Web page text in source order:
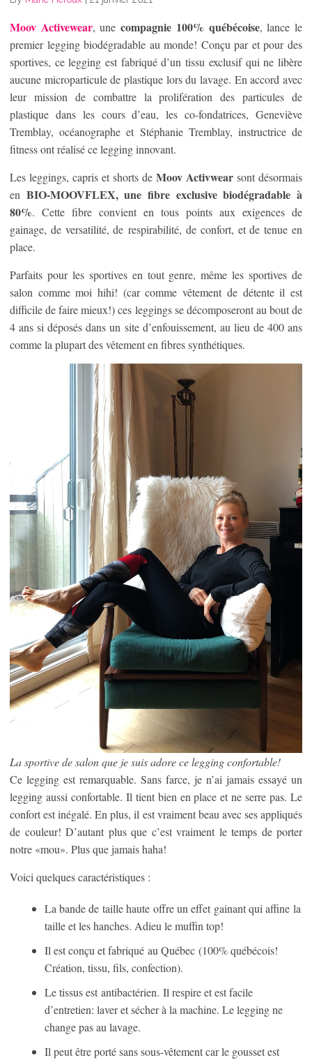
Moov Activewear, unecompagnie 100% québécoise, lance le
premier legging biodégradable au monde! Conçu par et pour des
sportives, ce legging est fabriqué d’un tissu exclusif qui ne libère
aucune microparticule de plastique lors du lavage. En accord avec
leur mission de combattre la prolifération des particules de
plastique dans les cours d’eau, les co-fondatrices, Geneviève
Tremblay, océanographe et Stéphanie Tremblay, instructrice de
fitness ont réalisé ce legging innovant.
Les leggings, capris et shorts de Moov Activwear sont désormais
en BIO-MOOVFLEX, une fibre exclusive biodégradable à
80%. Cette fibre convient en tous points aux exigences de
gainage, de versatilité, de respirabilité, de confort, et de tenue en
place.
Parfaits pour les sportives en tout genre, même les sportives de
salon comme moi hihi! (car comme vêtement de détente il est
difficile de faire mieux!) ces leggings se décomposeront au bout de
4 ans si déposés dans un site d’enfouissement, au lieu de 400 ans
comme la plupart des vêtement en fibres synthétiques.
La sportive de salon que je suis adore ce legging confortable!
Ce legging est remarquable. Sans farce, je n’ai jamais essayé un
legging aussi confortable. Il tient bien en place et ne serre pas. Le
confort est inégalé. En plus, il est vraiment beau avec ses appliqués
de couleur! D’autant plus que c’est vraiment le temps de porter
notre «mou». Plus que jamais haha!
Voici quelques caractéristiques :
La bande de taille haute offre un effet gainant qui affine la
taille et les hanches. Adieu le muffin top!
Il est conçu et fabriqué au Québec (100% québécois!
Création, tissu, fils, confection).
Le tissus est antibactérien. Il respire et est facile
d’entretien: laver et sécher à la machine. Le legging ne
change pas au lavage.
Il peut être porté sans sous-vêtement car le gousset est